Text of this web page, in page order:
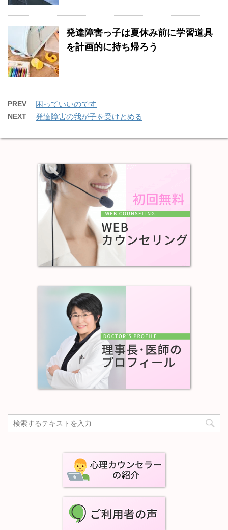
発達障害っ子は夏休み前に学習道具
を計画的に持ち帰ろう
PREV 困っていいのです
NEXT 発達障害の我が子を受けとめる